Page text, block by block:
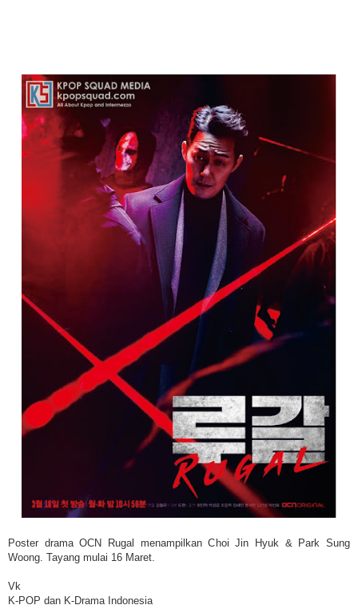
Poster drama OCN Rugal menampilkan Choi Jin Hyuk & Park Sung
Woong. Tayang mulai 16 Maret.
Vk
K-POP dan K-Drama Indonesia